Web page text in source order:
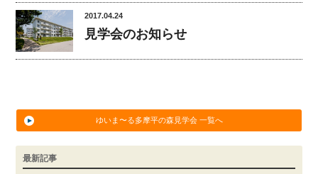
2017.04.24
見学会のお知らせ
ゆいま〜る多摩平の森見学会 一覧へ
最新記事